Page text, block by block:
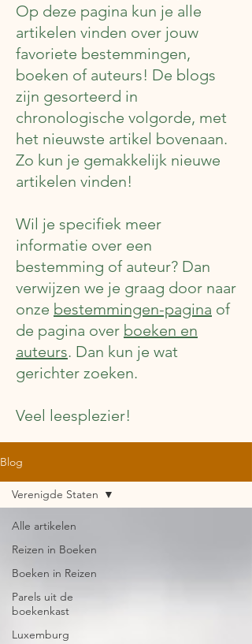
Op deze pagina kun je alle
artikelen vinden over jouw
favoriete bestemmingen,
boeken of auteurs! De blogs
zijn gesorteerd in
chronologische volgorde, met
het nieuwste artikel bovenaan.
Zo kun je gemakkelijk nieuwe
artikelen vinden!
Wil je specifiek meer
informatie over een
bestemming of auteur? Dan
verwijzen we je graag door naar
onze bestemmingen-pagina of
de pagina over boeken en
auteurs. Dan kun je wat
gerichter zoeken.
Veel leesplezier!
Blog
Alle artikelen
Reizen in Boeken
Boeken in Reizen
Parels uit de
boekenkast
Luxemburg
Verenigde Staten